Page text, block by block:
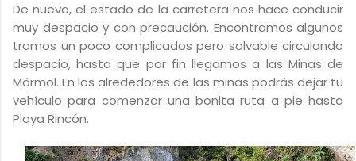
De nuevo, el estado de la carretera nos hace conducir
muy despacio y con precaución. Encontramos algunos
tramos un poco complicados pero salvable circulando
despacio, hasta que por fin llegamos a las Minas de
Mármol. En los alrededores de las minas podrás dejar tu
vehículo para comenzar una bonita ruta a pie hasta
Playa Rincón.